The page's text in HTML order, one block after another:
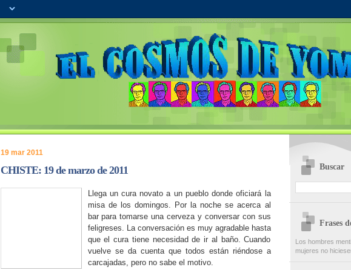
19 mar 2011
CHISTE: 19 de marzo de 2011
Llega un cura novato a un pueblo donde oficiará la
misa de los domingos. Por la noche se acerca al
bar para tomarse una cerveza y conversar con sus
feligreses. La conversación es muy agradable hasta
que el cura tiene necesidad de ir al baño. Cuando
vuelve se da cuenta que todos están riéndose a
carcajadas, pero no sabe el motivo.
Buscar
Frases
Los hombres
mujeres no